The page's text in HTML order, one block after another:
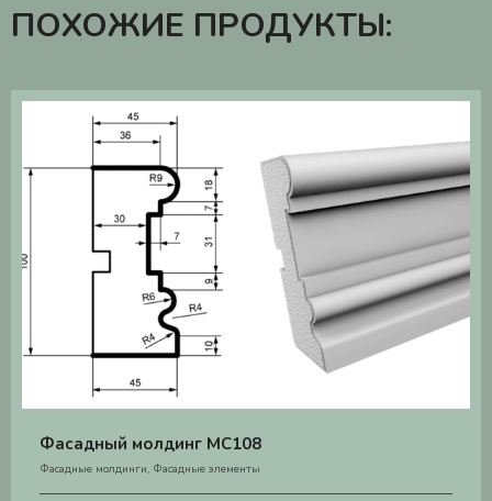
ПОХОЖИЕ ПРОДУКТЫ:
Фасадный молдинг MC108
Фасадные молдинги, Фасадные элементы